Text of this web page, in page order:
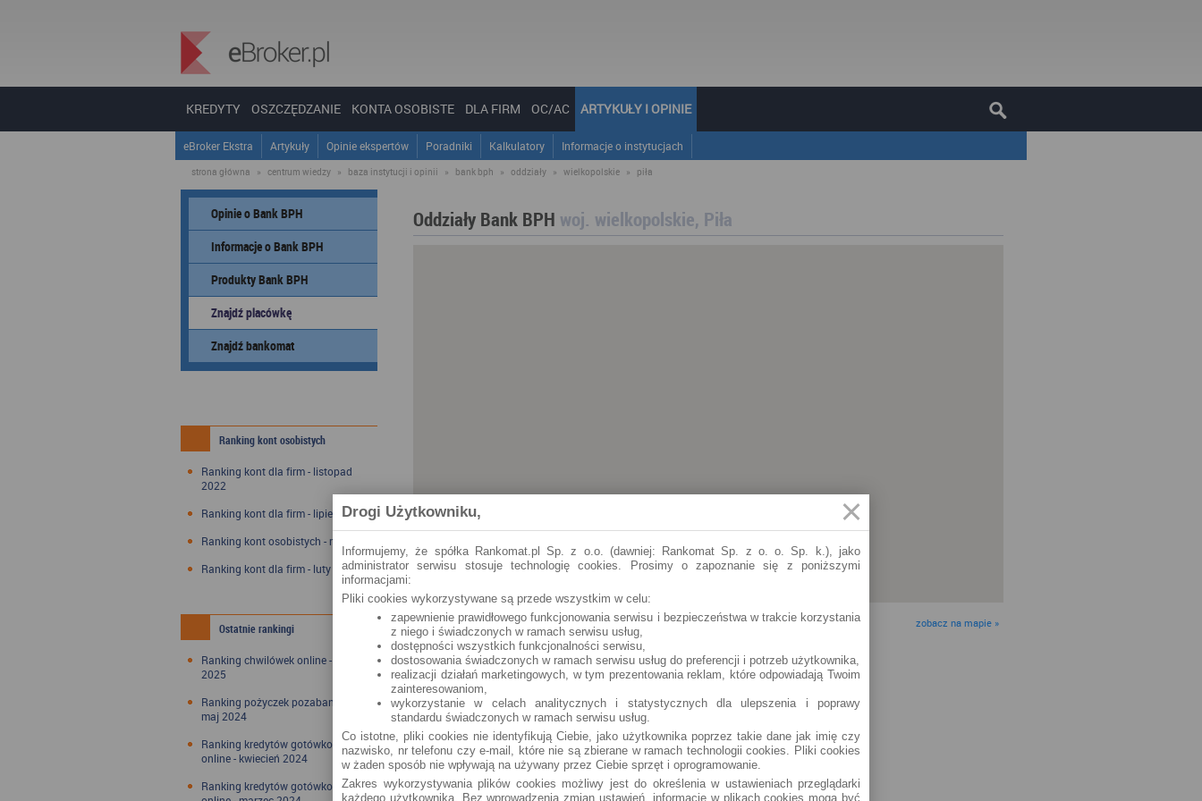
KREDYTY OSZCZĘDZANIE KONTA OSOBISTE DLA FIRM OC/AC ARTYKUŁY I OPINIE
eBroker Ekstra Artykuły Opinie ekspertów Poradniki Kalkulatory Informacje o instytucjach
strona główna » centrum wiedzy » baza instytucji i opinii » bank bph » oddziały » wielkopolskie » piła
Opinie o Bank BPH
Informacje o Bank BPH
Produkty Bank BPH
Znajdź placówkę
Znajdź bankomat
Ranking kont osobistych
Ranking kont dla firm - listopad
2022
Ranking kont dla firm - lipiec 2022
Ranking kont osobistych - maj 2022
Ranking kont dla firm - luty 2022
Ostatnie rankingi
Ranking chwilówek online - styczeń
2025
Ranking pożyczek pozabankowych -
maj 2024
Ranking kredytów gotówkowych
online - kwiecień 2024
Ranking kredytów gotówkowych
Oddziały Bank BPH woj. wielkopolskie, Piła
Piła Pl. Konstytucji 3 Maja 8 zobacz na mapie »
Drogi Użytkowniku,
Informujemy, że spółka Rankomat.pl Sp. z o.o. (dawniej: Rankomat Sp. z o. o. Sp. k.), jako
administrator serwisu stosuje technologię cookies. Prosimy o zapoznanie się z poniższymi
informacjami:
Pliki cookies wykorzystywane są przede wszystkim w celu:
zapewnienie prawidłowego funkcjonowania serwisu i bezpieczeństwa w trakcie korzystania
z niego i świadczonych w ramach serwisu usług,
dostępności wszystkich funkcjonalności serwisu,
dostosowania świadczonych w ramach serwisu usług do preferencji i potrzeb użytkownika,
realizacji działań marketingowych, w tym prezentowania reklam, które odpowiadają Twoim
zainteresowaniom,
wykorzystanie w celach analitycznych i statystycznych dla ulepszenia i poprawy
standardu świadczonych w ramach serwisu usług.
Co istotne, pliki cookies nie identyfikują Ciebie, jako użytkownika poprzez takie dane jak imię czy
nazwisko, nr telefonu czy e-mail, które nie są zbierane w ramach technologii cookies. Pliki cookies
w żaden sposób nie wpływają na używany przez Ciebie sprzęt i oprogramowanie.
Zakres wykorzystywania plików cookies możliwy jest do określenia w ustawieniach przeglądarki
każdego użytkownika. Bez wprowadzenia zmian ustawień, informacje w plikach cookies mogą być